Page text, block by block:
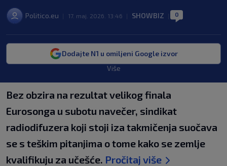
Politico.eu 17. maj. 2026. 13:46 SHOWBIZ 0
Dodajte N1 u omiljeni Google izvor
Više
Bez obzira na rezultat velikog finala
Eurosonga u subotu navečer, sindikat
radiodifuzera koji stoji iza takmičenja suočava
se s teškim pitanjima o tome kako se zemlje
kvalifikuju za učešće. Pročitaj više